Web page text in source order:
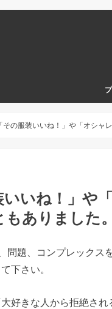
その服装いいね！」や「オシャ
いね！」や
ありました。
問題、コンプレックス
下さい。
好きな人から拒絶され